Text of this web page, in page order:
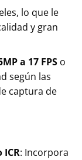
lo que le
y gran
a 17 FPSo
según las
captura de
: Incorpora